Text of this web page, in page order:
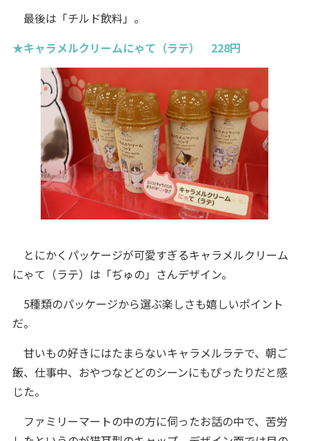
最後は「チルド飲料」。
★キャラメルクリームにゃて（ラテ） 228円
とにかくパッケージが可愛すぎるキャラメルクリーム
にゃて（ラテ）は「ぢゅの」さんデザイン。
5種類のパッケージから選ぶ楽しさも嬉しいポイント
だ。
甘いもの好きにはたまらないキャラメルラテで、朝ご
飯、仕事中、おやつなどどのシーンにもぴったりだと感
じた。
ファミリーマートの中の方に伺ったお話の中で、苦労